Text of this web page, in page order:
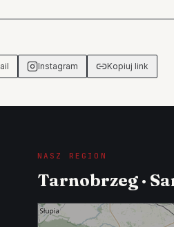
Instagram Kopiuj link
NASZ REGION
Tarnobrzeg ·